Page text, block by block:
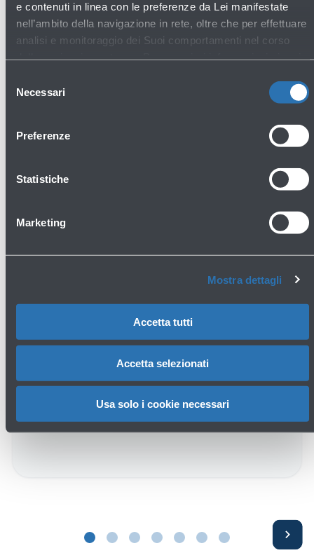
e contenuti in linea con le preferenze da Lei manifestate
nell’ambito della navigazione in rete, oltre che per effettuare
analisi e monitoraggio dei Suoi comportamenti nel corso
La preghiamo di consultare l'
delNecessari
Preferenze
Statistiche
Marketing
Mostra dettagli
Accetta tutti
Accetta selezionati
Usa solo i cookie necessari
Apri
INAUGURATO OGGI L’APOC – AIRPORT
OPERATIONS CENTER
Avanti